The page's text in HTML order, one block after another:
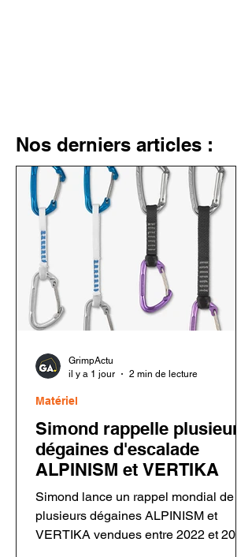
Nos derniers articles :
Simond rappelle plusieurs
dégaines d'escalade
ALPINISM et VERTIKA
Simond lance un rappel mondial de
plusieurs dégaines ALPINISM et
VERTIKA vendues entre 2022 et 2026.
Matériel
GrimpActu
il y a 1 jour
2 min de lecture